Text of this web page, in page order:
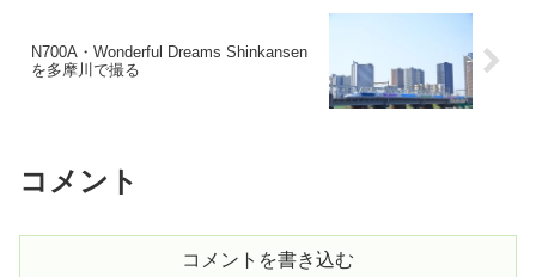
N700A・Wonderful Dreams Shinkansen
を多摩川で撮る
コメント
コメントを書き込む